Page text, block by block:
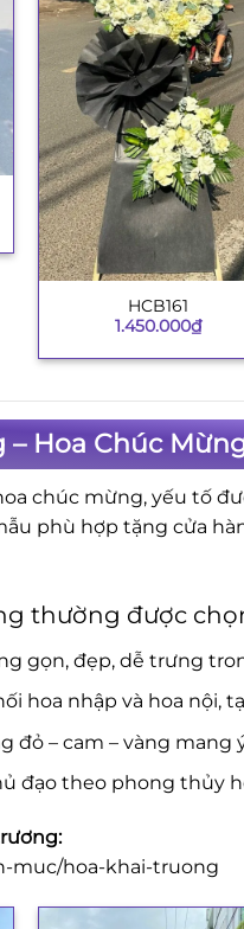
HCB161
1.450.000₫
Hoa Chúc
chúc mừng, yếu tố
phù hợp tặng cửa
thường được
gọn, đẹp, dễ trưng
hoa nhập và hoa nội,
đỏ – cam – vàng mang
đạo theo phong thủy
muc/hoa-khai-truong